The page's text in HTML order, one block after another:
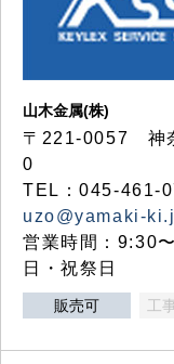
山木金属(株)
〒221-0057 神
0
TEL：045-461-
uzo@yamaki-
営業時間：9:30
日・祝祭日
販売可 工